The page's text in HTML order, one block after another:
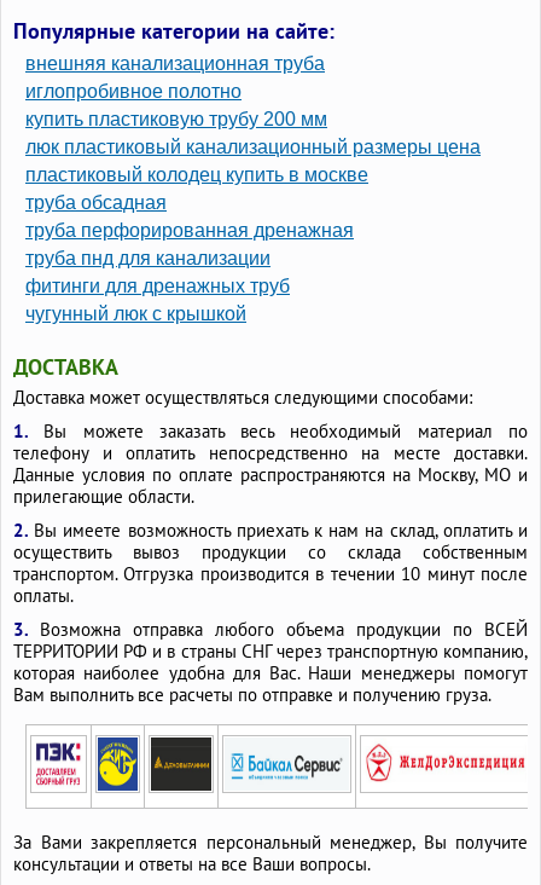
Лотки для канавы пластиковые
Лотки водоотводные пластиковые с чугунной решеткой
Лотки водоотводные пластиковые с решеткой гидролика
Дренажные короба
Популярные категории на сайте:
внешняя канализационная труба
иглопробивное полотно
купить пластиковую трубу 200 мм
люк пластиковый канализационный размеры цена
пластиковый колодец купить в москве
труба обсадная
труба перфорированная дренажная
труба пнд для канализации
фитинги для дренажных труб
чугунный люк с крышкой
ДОСТАВКА
Доставка может осуществляться следующими способами:
1. Вы можете заказать весь необходимый материал по
телефону и оплатить непосредственно на месте доставки.
Данные условия по оплате распространяются на Москву, МО и
прилегающие области.
2. Вы имеете возможность приехать к нам на склад, оплатить и
осуществить вывоз продукции со склада собственным
транспортом. Отгрузка производится в течении 10 минут после
оплаты.
3. Возможна отправка любого объема продукции по ВСЕЙ
ТЕРРИТОРИИ РФ и в страны СНГ через транспортную компанию,
которая наиболее удобна для Вас. Наши менеджеры помогут
Вам выполнить все расчеты по отправке и получению груза.
За Вами закрепляется персональный менеджер, Вы получите
консультации и ответы на все Ваши вопросы.